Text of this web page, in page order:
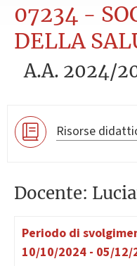
07234 -
DELLA
A.A. 2024/
Risorse
Docente:
Periodo di
10/10/2024 - 05/12/